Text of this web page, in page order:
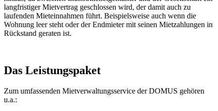
langfristiger Mietvertrag geschlossen wird, der damit auch zu
laufenden Mieteinnahmen führt. Beispielsweise auch wenn die
Wohnung leer steht oder der Endmieter mit seinen Mietzahlungen in
Rückstand geraten ist.
Das Leistungspaket
Zum umfassenden Mietverwaltungsservice der DOMUS gehören
u.a.: